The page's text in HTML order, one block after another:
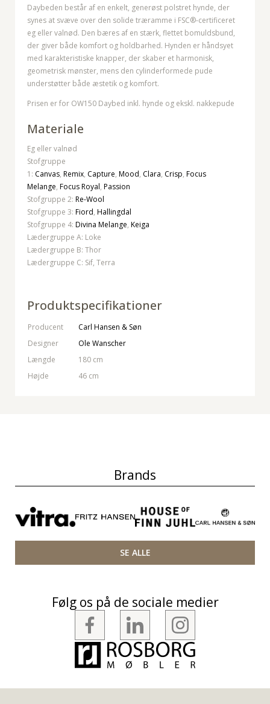
Daybeden består af en enkelt, generøst polstret hynde, der
synes at svæve over den solide træramme i FSC®-certificeret
eg eller valnød. Den bæres af en stærk, flettet bomuldsbund,
der giver både komfort og holdbarhed. Hynden er håndsyet
med karakteristiske knapper, der skaber et harmonisk,
geometrisk mønster, mens den cylinderformede pude
understøtter både æstetik og komfort.
Prisen er for OW150 Daybed inkl. hynde og ekskl. nakkepude
Materiale
Eg eller valnød
Stofgruppe
1: Canvas, Remix, Capture, Mood, Clara, Crisp, Focus
Melange, Focus Royal, Passion
Stofgruppe 2: Re-Wool
Stofgruppe 3: Fiord, Hallingdal
Stofgruppe 4: Divina Melange, Keiga
Lædergruppe A: Loke
Lædergruppe B: Thor
Lædergruppe C: Sif, Terra
Produktspecifikationer
Producent
Carl Hansen & Søn
Designer
Ole Wanscher
Længde
180 cm
Højde
46 cm
Brands
SE ALLE
Følg os på de sociale medier